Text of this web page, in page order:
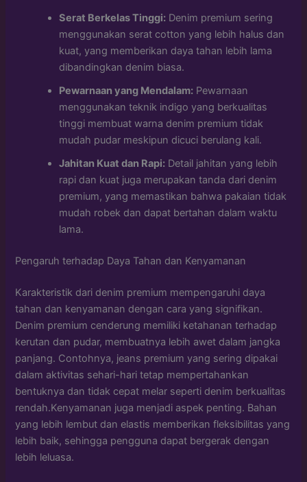
Serat Berkelas Tinggi: Denim premium sering
menggunakan serat cotton yang lebih halus dan
kuat, yang memberikan daya tahan lebih lama
dibandingkan denim biasa.
Pewarnaan yang Mendalam: Pewarnaan
menggunakan teknik indigo yang berkualitas
tinggi membuat warna denim premium tidak
mudah pudar meskipun dicuci berulang kali.
Jahitan Kuat dan Rapi: Detail jahitan yang lebih
rapi dan kuat juga merupakan tanda dari denim
premium, yang memastikan bahwa pakaian tidak
mudah robek dan dapat bertahan dalam waktu
lama.
Pengaruh terhadap Daya Tahan dan Kenyamanan
Karakteristik dari denim premium mempengaruhi daya
tahan dan kenyamanan dengan cara yang signifikan.
Denim premium cenderung memiliki ketahanan terhadap
kerutan dan pudar, membuatnya lebih awet dalam jangka
panjang. Contohnya, jeans premium yang sering dipakai
dalam aktivitas sehari-hari tetap mempertahankan
bentuknya dan tidak cepat melar seperti denim berkualitas
rendah.Kenyamanan juga menjadi aspek penting. Bahan
yang lebih lembut dan elastis memberikan fleksibilitas yang
lebih baik, sehingga pengguna dapat bergerak dengan
lebih leluasa.